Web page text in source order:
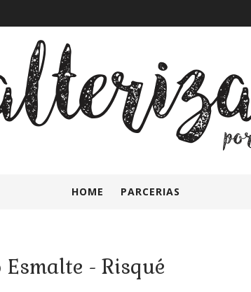
HOME PARCERIAS
- Risqué